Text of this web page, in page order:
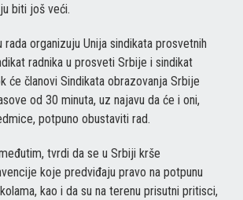
biti još veći.
rada organizuju Unija sindikata prosvetnih
radnika u prosveti Srbije i sindikat
će članovi Sindikata obrazovanja Srbije
od 30 minuta, uz najavu da će i oni,
potpuno obustaviti rad.
tvrdi da se u Srbiji krše
koje predviđaju pravo na potpunu
kao i da su na terenu prisutni pritisci,